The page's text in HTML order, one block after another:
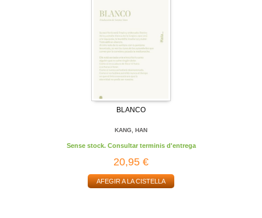
BLANCO
KANG, HAN
Sense stock. Consultar terminis d'entrega
20,95 €
AFEGIR A LA CISTELLA